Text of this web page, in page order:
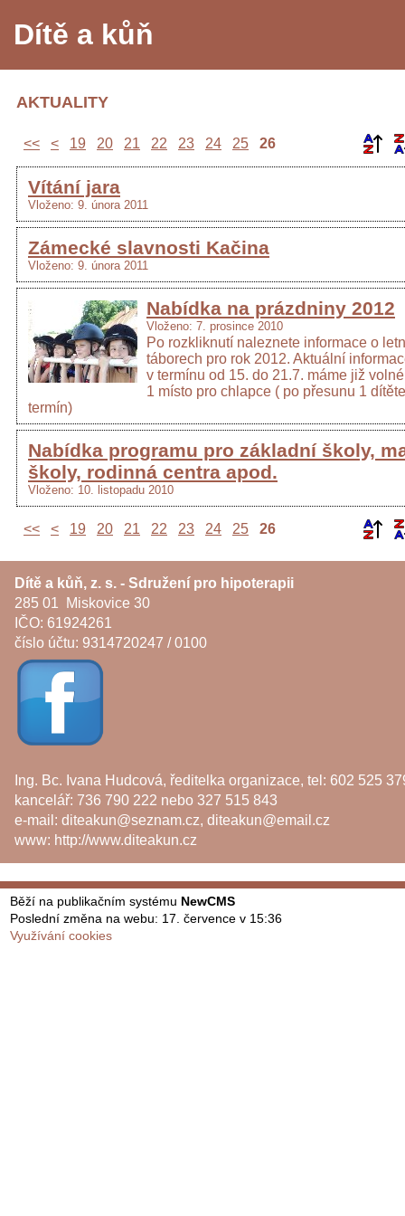
Dítě a kůň
AKTUALITY
<< < 19 20 21 22 23 24 25 26
Vítání jara
Vloženo: 9. února 2011
Zámecké slavnosti Kačina
Vloženo: 9. února 2011
Nabídka na prázdniny 2012
Vloženo: 7. prosince 2010
Po rozkliknutí naleznete informace o
táborech pro rok 2012. Aktuální
v termínu od 15. do 21.7. máme již
1 místo pro chlapce ( po přesunu 1
termín)
Nabídka programu pro základní školy,
školy, rodinná centra apod.
Vloženo: 10. listopadu 2010
<< < 19 20 21 22 23 24 25 26
Dítě a kůň, z. s. - Sdružení pro hipoterapii
285 01 Miskovice 30
IČO: 61924261
číslo účtu: 9314720247 / 0100
Ing. Bc. Ivana Hudcová, ředitelka organizace, tel: 602 525
kancelář: 736 790 222 nebo 327 515 843
e-mail: diteakun@seznam.cz, diteakun@email.cz
www: http://www.diteakun.cz
Běží na publikačním systému NewCMS
Poslední změna na webu: 17. července v 15:36
Využívání cookies